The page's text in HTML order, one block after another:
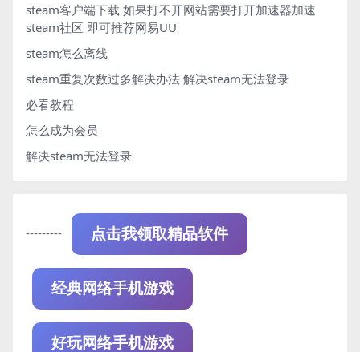
steam客户端下载 如果打不开网站需要打开加速器加速
steam社区 即可推荐网易UU
steam怎么离线
steam重复次数过多解决办法 解决steam无法登录
必看教程
怎么成为会员
解决steam无法登录
--------- 点击我领取精品软件
经典网络手机游戏
好玩网络手机游戏